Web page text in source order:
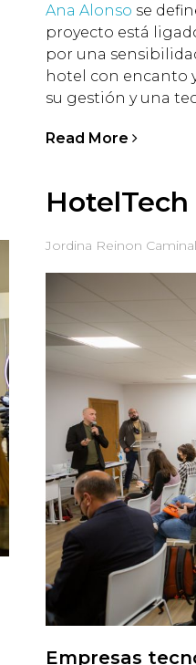
Ana Alonso se
proyecto está
por una
hotel con encanto
su gestión y una
Read More
Jordina Reinon Caminal
Empresas